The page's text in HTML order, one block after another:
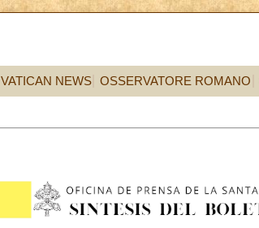
VATICAN NEWS OSSERVATORE ROMANO